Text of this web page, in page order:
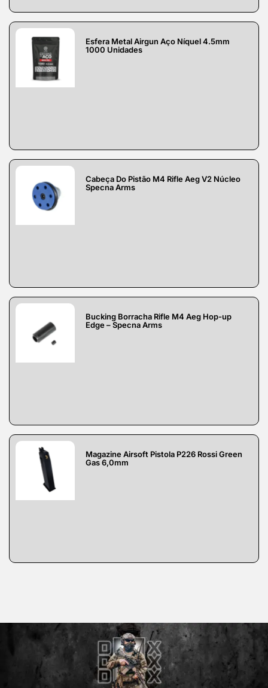
Esfera Metal Airgun Aço Níquel 4.5mm
1000 Unidades
Cabeça Do Pistão M4 Rifle Aeg V2 Núcleo
Specna Arms
Bucking Borracha Rifle M4 Aeg Hop-up
Edge – Specna Arms
Magazine Airsoft Pistola P226 Rossi Green
Gas 6,0mm